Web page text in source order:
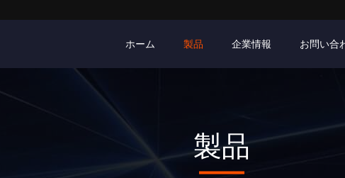
ホーム 製品 企業情報 お問い合
製品